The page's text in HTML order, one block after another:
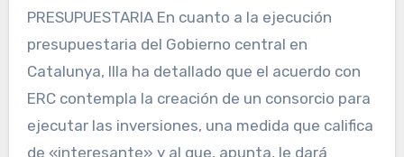
PRESUPUESTARIA En cuanto a la ejecución
presupuestaria del Gobierno central en
Catalunya, Illa ha detallado que el acuerdo con
ERC contempla la creación de un consorcio para
ejecutar las inversiones, una medida que califica
de «interesante» y al que, apunta, le dará